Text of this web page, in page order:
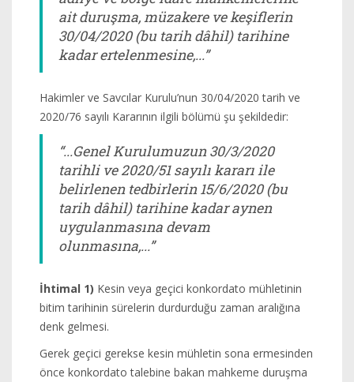
ait duruşma, müzakere ve keşiflerin
30/04/2020 (bu tarih dâhil) tarihine
kadar ertelenmesine,...”
Hakimler ve Savcılar Kurulu’nun 30/04/2020 tarih ve
2020/76 sayılı Kararının ilgili bölümü şu şekildedir:
“...Genel Kurulumuzun 30/3/2020
tarihli ve 2020/51 sayılı kararı ile
belirlenen tedbirlerin 15/6/2020 (bu
tarih dâhil) tarihine kadar aynen
uygulanmasına devam
olunmasına,...”
İhtimal 1) Kesin veya geçici konkordato mühletinin
bitim tarihinin sürelerin durdurduğu zaman aralığına
denk gelmesi.
Gerek geçici gerekse kesin mühletin sona ermesinden
önce konkordato talebine bakan mahkeme duruşma